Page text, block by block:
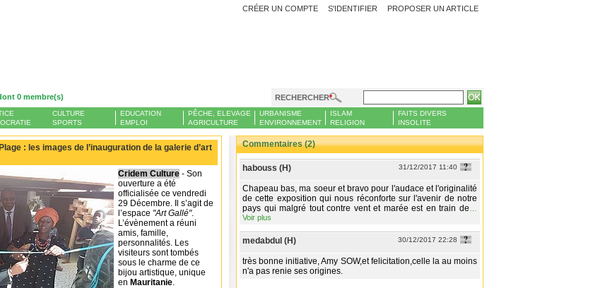
PROPOSER UN ARTICLE
CRÉER UN COMPTE S'IDENTIFIER
0 membre(s) RECHERCHER
CULTURE
SPORTS
EDUCATION
EMPLOI
PÊCHE, ELEVAGE
AGRICULTURE
URBANISME
ENVIRONNEMENT
ISLAM
RELIGION
FAITS DIVERS
INSOLITE
: les images de l’inauguration de la galerie d’art
Cridem Culture - Son
ouverture a été
officialisée ce vendredi
29 Décembre. Il s’agit de
l’espace "Art Gallé".
L’évènement a réuni
amis, famille,
personnalités. Les
visiteurs sont tombés
sous le charme de ce
bijou artistique, unique
en Mauritanie.
Commentaires (2)
habouss (H) 31/12/2017 11:40
Chapeau bas, ma soeur et bravo pour l'audace et l'originalité
de cette exposition qui nous réconforte sur l'avenir de notre
pays qui malgré tout contre vent et marée est en train de
Voir plus
medabdul (H) 30/12/2017 22:28
très bonne initiative, Amy SOW,et felicitation,celle la au moins
n'a pas renie ses origines.